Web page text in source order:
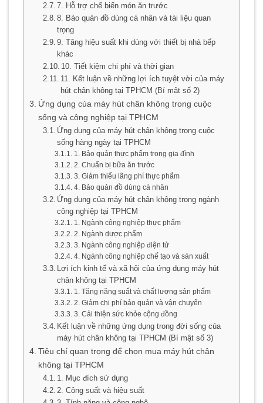
7. Hỗ trợ chế biến món ăn trước
8. Bảo quản đồ dùng cá nhân và tài liệu quan
trọng
9. Tăng hiệu suất khi dùng với thiết bị nhà bếp
khác
10. Tiết kiệm chi phí và thời gian
11. Kết luận về những lợi ích tuyệt vời của máy
hút chân không tại TPHCM (Bí mật số 2)
Ứng dụng của máy hút chân không trong cuộc
sống và công nghiệp tại TPHCM
Ứng dụng của máy hút chân không trong cuộc
sống hàng ngày tại TPHCM
1. Bảo quản thực phẩm trong gia đình
2. Chuẩn bị bữa ăn trước
3. Giảm thiểu lãng phí thực phẩm
4. Bảo quản đồ dùng cá nhân
Ứng dụng của máy hút chân không trong ngành
công nghiệp tại TPHCM
1. Ngành công nghiệp thực phẩm
2. Ngành dược phẩm
3. Ngành công nghiệp điện tử
4. Ngành công nghiệp chế tạo và sản xuất
Lợi ích kinh tế và xã hội của ứng dụng máy hút
chân không tại TPHCM
1. Tăng năng suất và chất lượng sản phẩm
2. Giảm chi phí bảo quản và vận chuyển
3. Cải thiện sức khỏe cộng đồng
Kết luận về những ứng dụng trong đời sống của
máy hút chân không tại TPHCM (Bí mật số 3)
Tiêu chí quan trọng để chọn mua máy hút chân
không tại TPHCM
1. Mục đích sử dụng
2. Công suất và hiệu suất